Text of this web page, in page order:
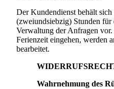
Der Kundendienst behält
(zweiundsiebzig) Stunden
Verwaltung der Anfragen
Ferienzeit eingehen, werden
bearbeitet.
Wahrnehmung des